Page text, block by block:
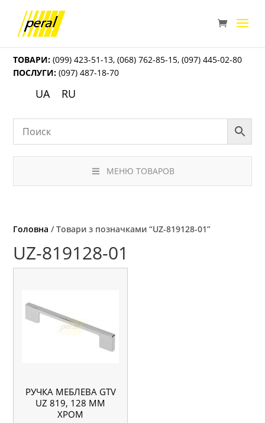
ТОВАРИ: (099) 423-51-13,(068) 762-85-15,(097) 445-02-80
ПОСЛУГИ: (097) 487-18-70
UA RU
МЕНЮ ТОВАРОВ
Головна / Товари з позначками “UZ-819128-01”
UZ-819128-01
РУЧКА МЕБЛЕВА GTV
UZ 819, 128 ММ
ХРОМ